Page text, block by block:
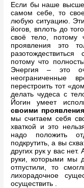
Если бы наше
самом себе, то
любую ситуацию.
йогов, вплоть до
своё тело, потому
проявления это
потому что
Энергия – это
неограниченные
перестроить тот
делать чудеса с
Йогин умеет
своими
мы считаем себя
хваткой и это
надо положить
подкрутить, а вы
других рук у вас
руки, которыми мы
отпустили, то
лихорадочное
осуществить .